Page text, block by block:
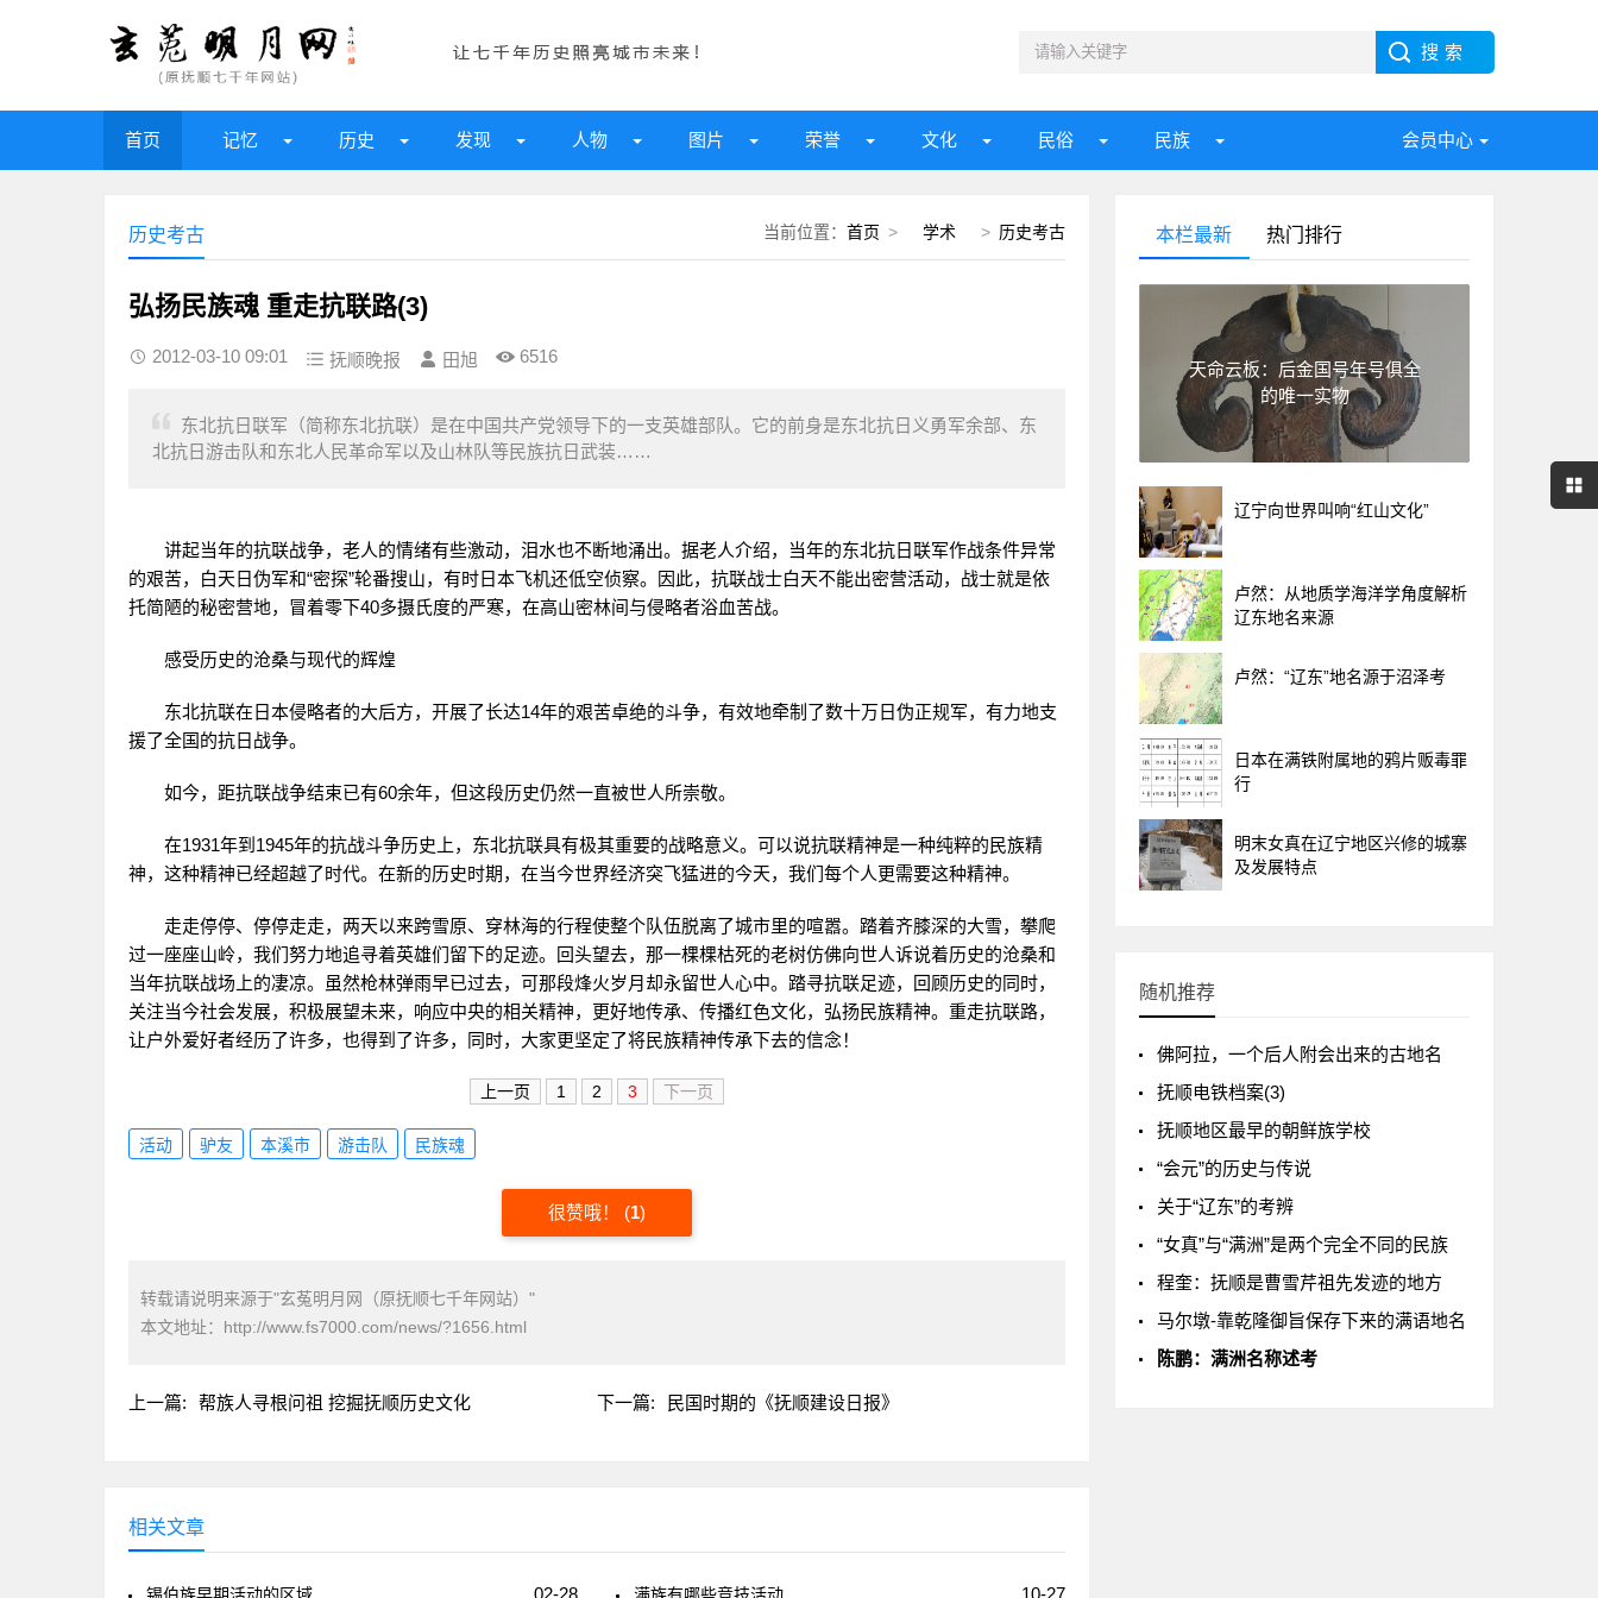
首页 记忆 历史 发现 人物 图片 荣誉 文化 民俗 民族 会员中心
当前位置： 首页 > 学术 > 历史考古
历史考古
弘扬民族魂 重走抗联路(3)
2012-03-10 09:01 抚顺晚报 田旭 6516
东北抗日联军（简称东北抗联）是在中国共产党领导下的一支英雄部队。它的前身是东北抗日义勇军余部、东
北抗日游击队和东北人民革命军以及山林队等民族抗日武装……
讲起当年的抗联战争，老人的情绪有些激动，泪水也不断地涌出。据老人介绍，当年的东北抗日联军作战条件异常
的艰苦，白天日伪军和“密探”轮番搜山，有时日本飞机还低空侦察。因此，抗联战士白天不能出密营活动，战士就是依
托简陋的秘密营地，冒着零下40多摄氏度的严寒，在高山密林间与侵略者浴血苦战。
感受历史的沧桑与现代的辉煌
东北抗联在日本侵略者的大后方，开展了长达14年的艰苦卓绝的斗争，有效地牵制了数十万日伪正规军，有力地支
援了全国的抗日战争。
如今，距抗联战争结束已有60余年，但这段历史仍然一直被世人所崇敬。
在1931年到1945年的抗战斗争历史上，东北抗联具有极其重要的战略意义。可以说抗联精神是一种纯粹的民族精
神，这种精神已经超越了时代。在新的历史时期，在当今世界经济突飞猛进的今天，我们每个人更需要这种精神。
走走停停、停停走走，两天以来跨雪原、穿林海的行程使整个队伍脱离了城市里的喧嚣。踏着齐膝深的大雪，攀爬
过一座座山岭，我们努力地追寻着英雄们留下的足迹。回头望去，那一棵棵枯死的老树仿佛向世人诉说着历史的沧桑和
当年抗联战场上的凄凉。虽然枪林弹雨早已过去，可那段烽火岁月却永留世人心中。踏寻抗联足迹，回顾历史的同时，
关注当今社会发展，积极展望未来，响应中央的相关精神，更好地传承、传播红色文化，弘扬民族精神。重走抗联路，
让户外爱好者经历了许多，也得到了许多，同时，大家更坚定了将民族精神传承下去的信念！
上一页 1 2 3 下一页
活动 驴友 本溪市 游击队 民族魂
很赞哦！ (1)
转载请说明来源于"玄菟明月网（原抚顺七千年网站）"
本文地址： http://www.fs7000.com/news/?1656.html
上一篇: 帮族人寻根问祖 挖掘抚顺历史文化 下一篇: 民国时期的《抚顺建设日报》
相关文章
02-28 10-27
本栏最新 热门排行
天命云板：后金国号年号俱全
的唯一实物
辽宁向世界叫响“红山文化”
卢然：从地质学海洋学角度解析
辽东地名来源
卢然：“辽东”地名源于沼泽考
日本在满铁附属地的鸦片贩毒罪
行
明末女真在辽宁地区兴修的城寨
及发展特点
随机推荐
佛阿拉，一个后人附会出来的古地名
抚顺电铁档案(3)
抚顺地区最早的朝鲜族学校
“会元”的历史与传说
关于“辽东”的考辨
“女真”与“满洲”是两个完全不同的民族
程奎：抚顺是曹雪芹祖先发迹的地方
马尔墩-靠乾隆御旨保存下来的满语地名
陈鹏：满​洲​名​称​述​考